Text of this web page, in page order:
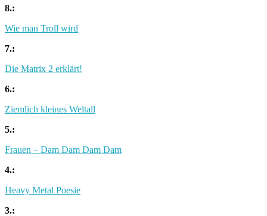
8.:
Wie man Troll wird
7.:
Die Matrix 2 erklärt!
6.:
Ziemlich kleines Weltall
5.:
Frauen – Dam Dam Dam Dam
4.:
Heavy Metal Poesie
3.: